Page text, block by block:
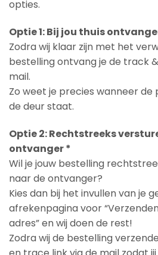
opties.
Optie 1: Bij jou thuis
Zodra wij klaar zijn met het
bestelling ontvang je de track
mail.
Zo weet je precies wanneer
de deur staat.
Optie 2: Rechtstreeks
ontvanger *
Wil je jouw bestelling
naar de ontvanger?
Kies dan bij het invullen van je
afrekenpagina voor
adres” en wij doen de rest!
Zodra wij de bestelling